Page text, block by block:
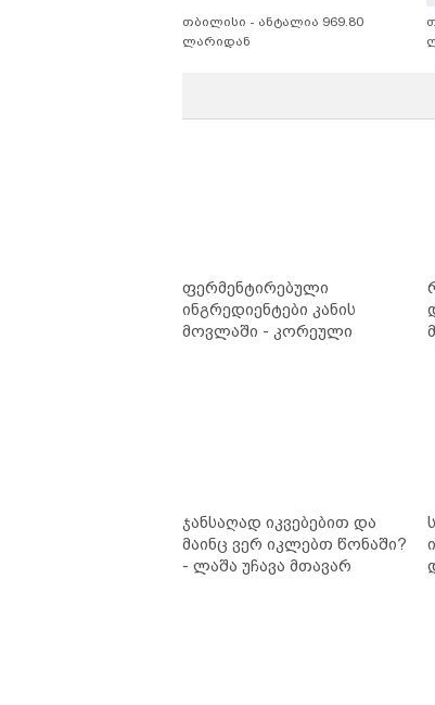
თბილისი - ანტალია 969.80
ლარიდან
ფერმენტირებული
ინგრედიენტები კანის
მოვლაში - კორეული
ჯანსაღად იკვებებით და
მაინც ვერ იკლებთ წონაში?
- ლაშა უჩავა მთავარ